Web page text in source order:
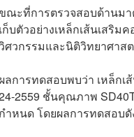
ณะที่การตรวจสอบด้านม
เก็บตัวอย่างเหล็กเส้นเสริ
ศวกรรมและนิติวิทยาศาส
ผลการทดสอบพบว่า เหล็ก
2559 ชั้นคุณภาพ
กำหนด โดยผลการทดสอบ